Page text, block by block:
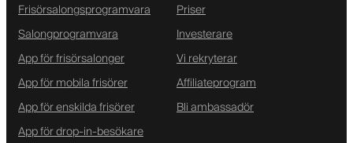
Frisörsalongsprogramvara
Salongprogramvara
App för frisörsalonger
App för mobila frisörer
App för enskilda frisörer
App för drop-in-besökare
Priser
Investerare
Vi rekryterar
Affiliateprogram
Bli ambassadör